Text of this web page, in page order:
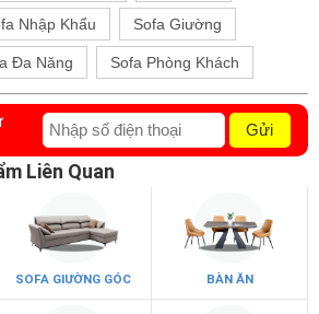
Nhập Khẩu Sofa Giường
Đa Năng Sofa Phòng Khách
Gửi
Liên Quan
SOFA GIƯỜNG GÓC BÀN ĂN